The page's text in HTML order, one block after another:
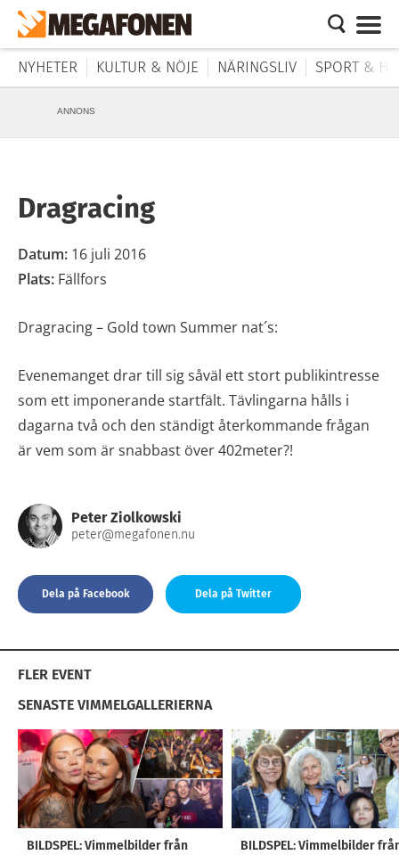
NYHETER KULTUR & NÖJE NÄRINGSLIV SPORT &
ANNONS
Dragracing
Datum: 16 juli 2016
Plats: Fällfors
Dragracing – Gold town Summer nat´s:
Evenemanget drar till sig såväl ett stort publikintresse
som ett imponerande startfält. Tävlingarna hålls i
dagarna två och den ständigt återkommande frågan
är vem som är snabbast över 402meter?!
Peter Ziolkowski
peter@megafonen.nu
Dela på Facebook Dela på Twitter
FLER EVENT
SENASTE VIMMELGALLERIERNA
BILDSPEL: Vimmelbilder från
BILDSPEL: Vimmelbilder